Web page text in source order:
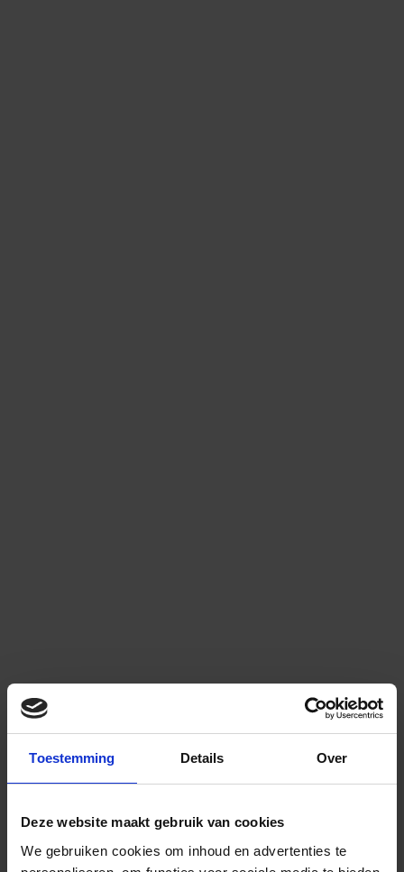
Toestemming Details Over
Deze website maakt gebruik van cookies
We gebruiken cookies om inhoud en advertenties te